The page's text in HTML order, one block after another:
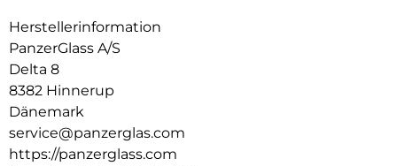
verstärkten Ecken, die den täglichen Stößen und
Erschütterungen standhalten. Dank der integrierten
Halterung für deinen Apple Pencil hast du ihn immer
griffbereit.
Bist du bereit, dein iPad auf das nächste Level zu bringen?
Die iPad Essential Hülle vereint Stil, Vielseitigkeit und Schutz
in einem cleveren Design – gemacht, um mit dir Schritt zu
halten, egal wohin dich der Tag führt.
Herstellerinformation
PanzerGlass A/S
Delta 8
8382 Hinnerup
Dänemark
service@panzerglas.com
https://panzerglass.com